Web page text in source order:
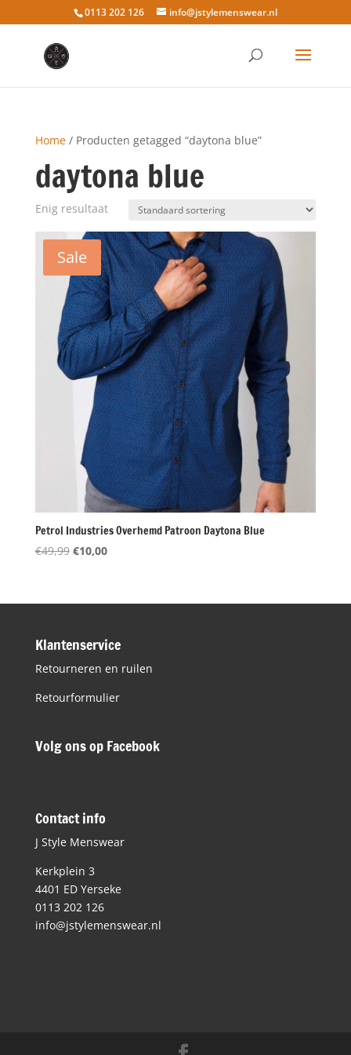
0113 202 126 info@jstylemenswear.nl
Home/ Producten getagged “daytona blue”
daytona blue
Enig resultaat
Sale
Petrol Industries Overhemd Patroon Daytona Blue
€49,99 Oorspronkelijke
€49,99.
€10,00Huidige
€10,00.
Klantenservice
Retourneren en ruilen
Retourformulier
Volg ons op Facebook
Contact info
J Style Menswear
Kerkplein 3
4401 ED Yerseke
0113 202 126
info@jstylemenswear.nl